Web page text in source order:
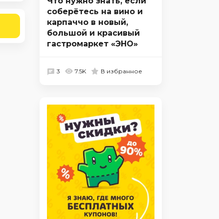
соберётесь на вино и
карпаччо в новый,
большой и красивый
гастромаркет «ЭНО»
3 7.5K В избранное